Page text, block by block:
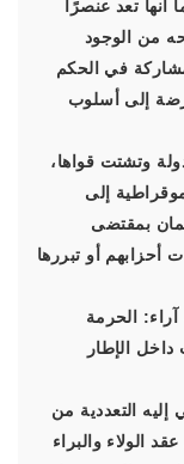
تعد عنصرًا
من الوجود
في الحكم
إلى أسلوب
وتشتت قواها،
إلى
بمقتضى
أحزابهم أو تبررها
آراء: الحرمة
داخل الإطار
إليه التعددية من
الولاء والبراء